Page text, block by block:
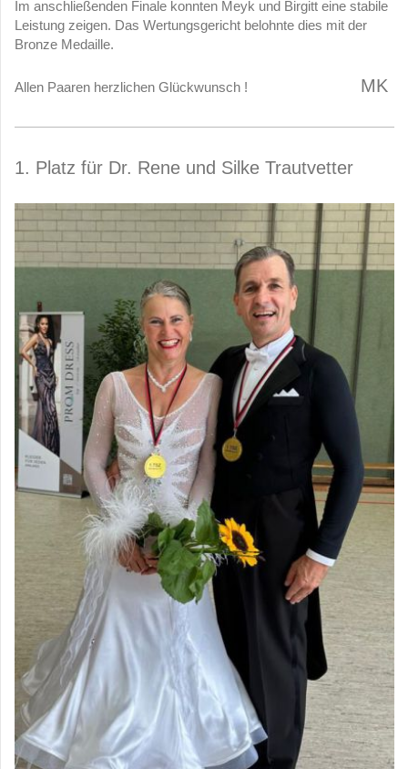
Im anschließenden Finale konnten Meyk und Birgitt eine stabile
Leistung zeigen. Das Wertungsgericht belohnte dies mit der
Bronze Medaille.
Allen Paaren herzlichen Glückwunsch ! MK
1. Platz für Dr. Rene und Silke Trautvetter